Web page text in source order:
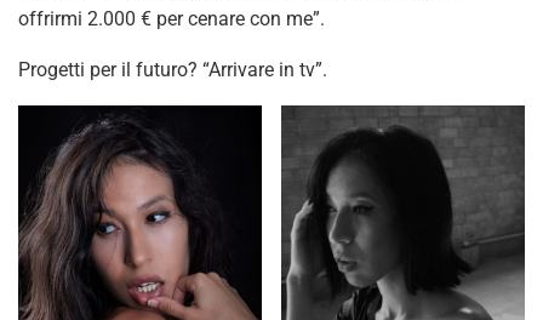
offrirmi 2.000 € per cenare con me”.
Progetti per il futuro? “Arrivare in tv”.